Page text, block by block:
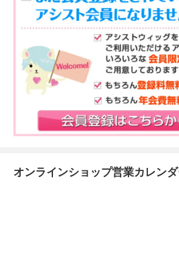
オンラインショップ営業カレン